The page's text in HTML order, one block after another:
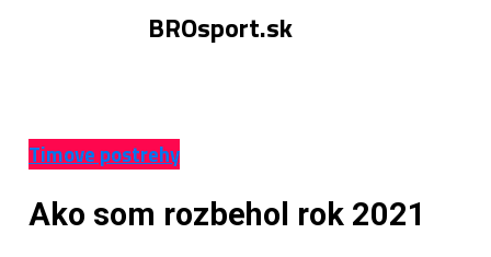
BROsport.sk
Timove postrehy
Ako som rozbehol rok 2021